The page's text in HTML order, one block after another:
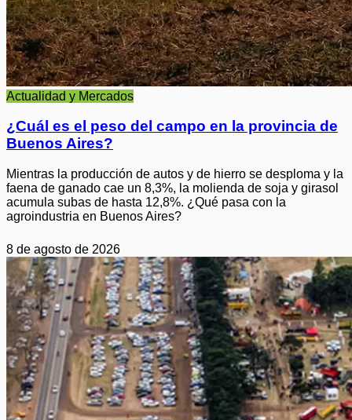
Actualidad y Mercados
¿Cuál es el peso del campo en la provincia de
Buenos Aires?
Mientras la producción de autos y de hierro se desploma y la
faena de ganado cae un 8,3%, la molienda de soja y girasol
acumula subas de hasta 12,8%. ¿Qué pasa con la
agroindustria en Buenos Aires?
8 de agosto de 2026